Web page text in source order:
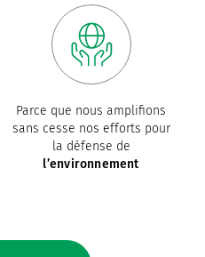
Parce que nous amplifions
sans cesse nos efforts pour
la défense de
l’environnement